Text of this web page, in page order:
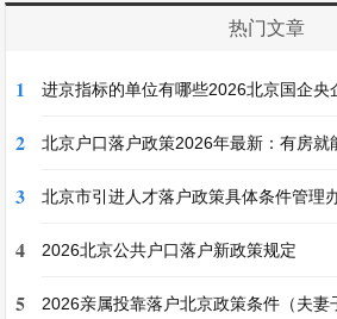
热门文章
1 进京指标的单位有哪些2026北京国企央
2 北京户口落户政策2026年最新：有房就
3 北京市引进人才落户政策具体条件管理
4 2026北京公共户口落户新政策规定
5 2026亲属投靠落户北京政策条件（夫妻